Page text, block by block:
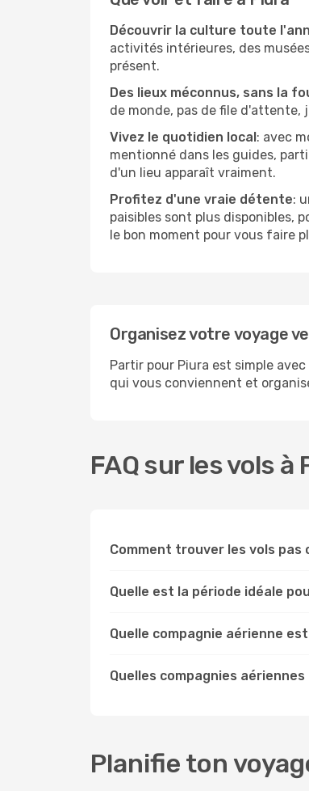
Découvrir la culture toute
activités intérieures, des
présent.
Des lieux méconnus, sans la
de monde, pas de file
Vivez le quotidien local: avec
mentionné dans les guides,
d'un lieu apparaît vraiment.
Profitez d'une vraie détente:
paisibles sont plus disponibles,
le bon moment pour vous faire
Organisez votre voyage
Partir pour Piura est simple
qui vous conviennent et
FAQ sur les vols à
Comment trouver les vols pas
Quelle est la période idéale
Quelle compagnie aérienne
Quelles compagnies
Planifie ton